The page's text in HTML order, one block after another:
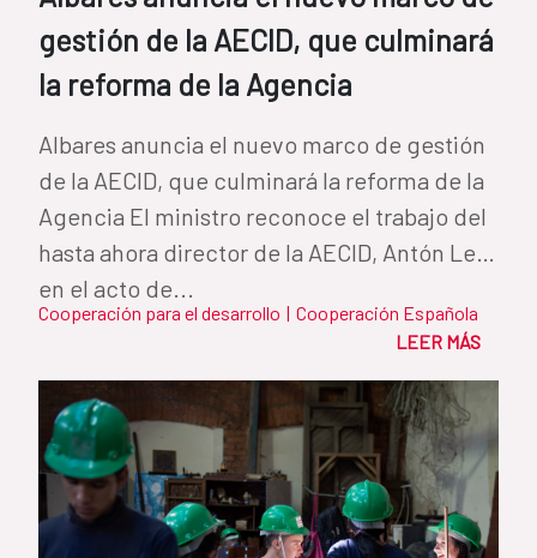
gestión de la AECID, que culminará
la reforma de la Agencia
Albares anuncia el nuevo marco de gestión
de la AECID, que culminará la reforma de la
Agencia El ministro reconoce el trabajo del
hasta ahora director de la AECID, Antón Leis,
en el acto de...
Cooperación para el desarrollo | Cooperación Española
LEER MÁS